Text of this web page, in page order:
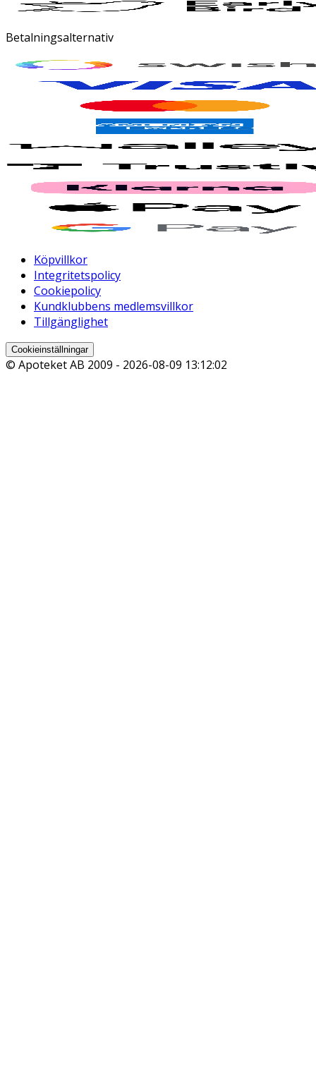
Betalningsalternativ
Köpvillkor
Integritetspolicy
Cookiepolicy
Kundklubbens medlemsvillkor
Tillgänglighet
Cookieinställningar
© Apoteket AB 2009 - 2026-08-09 13:12:02